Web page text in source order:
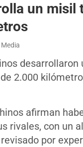
un misil
2.000
afirman
rivales, con un
por